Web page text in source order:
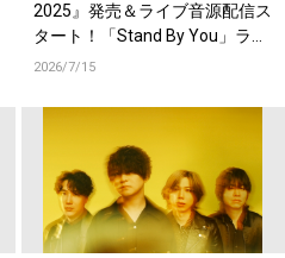
2025』発売＆ライブ音源配信ス
タート！「Stand By You」ライ
ブ映像を公開！
2026/7/15